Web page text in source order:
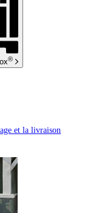
®
et la livraison